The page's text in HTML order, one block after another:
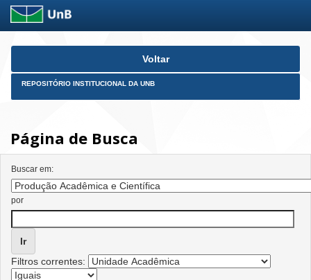
Skip
Voltar
REPOSITÓRIO INSTITUCIONAL DA UNB
Página de Busca
Buscar em:
por
Filtros correntes: